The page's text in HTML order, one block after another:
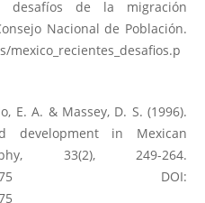
desafíos de la migración
Nacional de Población.
E. A. & Massey, D. S. (1996).
development in Mexican
33(2), 249-264.
DOI: